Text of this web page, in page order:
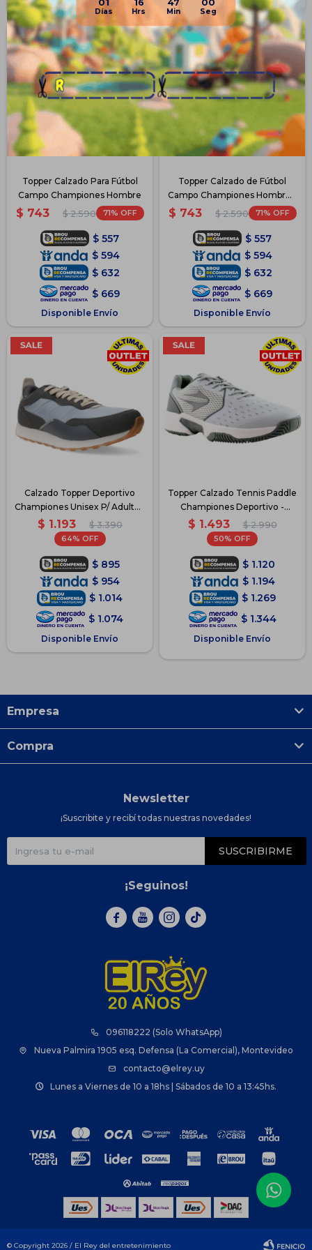
01 16 47 00
Topper Calzado Para Fútbol
Campo Championes Hombre
$ 743 $ 2.590 71
$ 557
$ 594
$ 632
$ 669
Disponible Envío
Topper Calzado de Fútbol
Campo Championes Hombre -
Blanco-SanCiro
$ 743 $ 2.590 71
$ 557
$ 594
$ 632
$ 669
Disponible Envío
Calzado Topper Deportivo
Championes Unisex P/ Adulto -
Gris2
$ 1.193 $ 3.390
64
$ 895
$ 954
$ 1.014
$ 1.074
Disponible Envío
Topper Calzado Tennis Paddle
Championes Deportivo -
Gris/Blanco
$ 1.493 $ 2.990
50
$ 1.120
$ 1.194
$ 1.269
$ 1.344
Disponible Envío
096118222 (Solo WhatsApp)
Nueva Palmira 1905 esq. Defensa (La Comercial), Montevideo
contacto@elrey.uy
Lunes a Viernes de 10 a 18hs | Sábados de 10 a 13:45hs.
Empresa
Compra
Newsletter
¡Suscribite y recibí todas nuestras novedades!
SUSCRIBIRME
¡Seguinos!
  
© Copyright 2026 / El Rey del entretenimiento